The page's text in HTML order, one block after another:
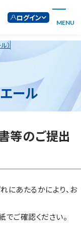
ログイン
MENU
）
ール
等のご提出
にあたるかにより、お
でご確認ください。